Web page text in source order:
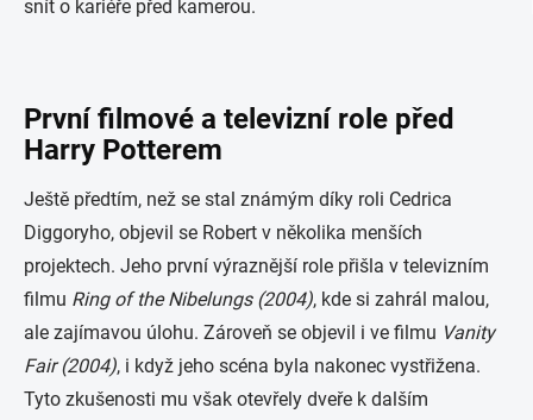
snít o kariéře před kamerou.
První filmové a televizní role před
Harry Potterem
Ještě předtím, než se stal známým díky roli Cedrica
Diggoryho, objevil se Robert v několika menších
projektech. Jeho první výraznější role přišla v televizním
filmu Ring of the Nibelungs (2004), kde si zahrál malou,
ale zajímavou úlohu. Zároveň se objevil i ve filmu Vanity
Fair (2004), i když jeho scéna byla nakonec vystřižena.
Tyto zkušenosti mu však otevřely dveře k dalším